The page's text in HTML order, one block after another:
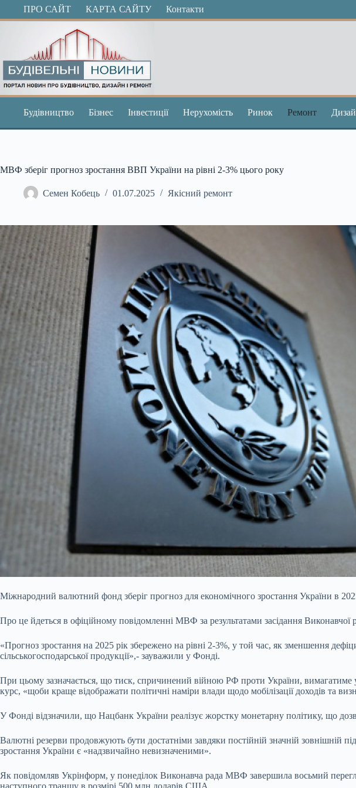
ПерейтиПРО САЙТ КАРТА САЙТУ Контакти
Будівництво Бізнес Інвестиції Нерухомість Ринок Ремонт
МВФ зберіг прогноз зростання ВВП України на рівні 2-3% цього року
Семен Кобець 01.07.2025 Якісний ремонт
Міжнародний валютний фонд зберіг прогноз для економічного зростання України в
Про це йдеться в офіційному повідомленні МВФ за результатами засідання
«Прогноз зростання на 2025 рік збережено на рівні 2-3%, у той час, як зменшення
сільськогосподарської продукції»,- зауважили у Фонді.
При цьому зазначається, що тиск, спричинений війною РФ проти України, вимагатиме
курс, «щоби краще відображати політичні наміри влади щодо мобілізації доходів та
У Фонді відзначили, що Нацбанк України реалізує жорстку монетарну політику, що
Валютні резерви продовжують бути достатніми завдяки постійній значній зовнішній
зростання України є «надзвичайно невизначеними».
Як повідомляв Укрінформ, у понеділок Виконавча рада МВФ завершила восьмий
наступного траншу в розмірі 500 млн доларів США.